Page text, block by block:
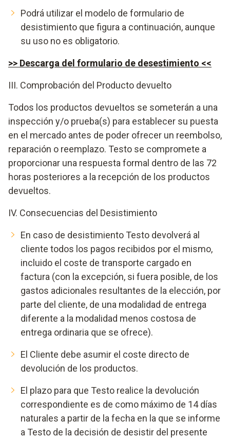
Podrá utilizar el modelo de formulario de
desistimiento que figura a continuación, aunque
su uso no es obligatorio.
>> Descarga del formulario de desestimiento <<
III. Comprobación del Producto devuelto
Todos los productos devueltos se someterán a una
inspección y/o prueba(s) para establecer su puesta
en el mercado antes de poder ofrecer un reembolso,
reparación o reemplazo. Testo se compromete a
proporcionar una respuesta formal dentro de las 72
horas posteriores a la recepción de los productos
devueltos.
IV. Consecuencias del Desistimiento
En caso de desistimiento Testo devolverá al
cliente todos los pagos recibidos por el mismo,
incluido el coste de transporte cargado en
factura (con la excepción, si fuera posible, de los
gastos adicionales resultantes de la elección, por
parte del cliente, de una modalidad de entrega
diferente a la modalidad menos costosa de
entrega ordinaria que se ofrece).
El Cliente debe asumir el coste directo de
devolución de los productos.
El plazo para que Testo realice la devolución
correspondiente es de como máximo de 14 días
naturales a partir de la fecha en la que se informe
a Testo de la decisión de desistir del presente